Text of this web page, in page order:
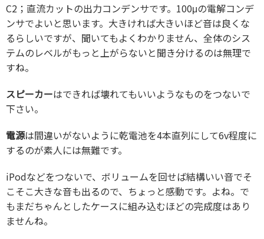
C2；直流カットの出力コンデンサです。100μの電解コンデ
ンサでよいと思います。大きければ大きいほど音は良くな
るらしいですが、聞いてもよくわかりません、全体のシス
テムのレベルがもっと上がらないと聞き分けるのは無理で
すね。
スピーカーはできれば壊れてもいいようなものをつないで
下さい。
電源は間違いがないように乾電池を4本直列にして6v程度に
するのが素人には無難です。
iPodなどをつないで、ボリュームを回せば結構いい音でそ
こそこ大きな音も出るので、ちょっと感動です。よね。で
もまだちゃんとしたケースに組み込むほどの完成度はあり
ませんね。